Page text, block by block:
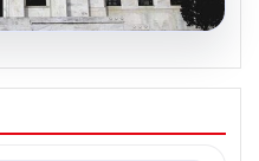
Sabit Tuttu”,